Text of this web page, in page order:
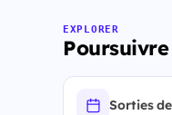
EXPLORER
Sorties de